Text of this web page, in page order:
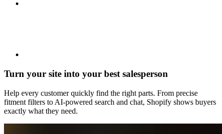
Turn your site into your best salesperson
Help every customer quickly find the right parts. From precise
fitment filters to AI-powered search and chat, Shopify shows buyers
exactly what they need.